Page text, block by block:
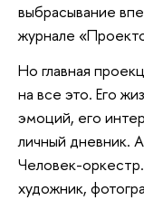
выбрасывание
журнале
Но главная
на все это. Его
эмоций, его
личный дневник.
Человек-
художник,